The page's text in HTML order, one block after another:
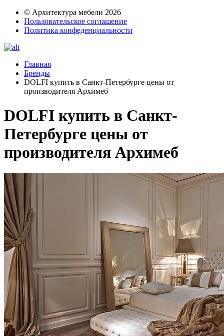
© Архитектура мебели 2026
Пользовательское соглашение
Политика конфеденциальности
Главная
Бренды
DOLFI купить в Санкт-Петербурге цены от
производителя Архимеб
DOLFI купить в Санкт-
Петербурге цены от
производителя Архимеб